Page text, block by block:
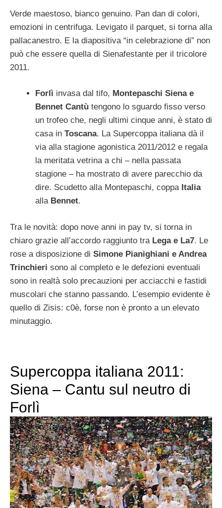
Verde maestoso, bianco genuino. Pan dan di colori,
emozioni in centrifuga. Levigato il parquet, si torna alla
pallacanestro. E la diapositiva “in celebrazione di” non
può che essere quella di Sienafestante per il tricolore
2011.
Forlì invasa dal tifo, Montepaschi Siena e
Bennet Cantù tengono lo sguardo fisso verso
un trofeo che, negli ultimi cinque anni, è stato di
casa in Toscana. La Supercoppa italiana dà il
via alla stagione agonistica 2011/2012 e regala
la meritata vetrina a chi – nella passata
stagione – ha mostrato di avere parecchio da
dire. Scudetto alla Montepaschi, coppa Italia
alla Bennet.
Tra le novità: dopo nove anni in pay tv, si torna in
chiaro grazie all’accordo raggiunto tra Lega e La7. Le
rose a disposizione di Simone Pianighiani e Andrea
Trinchieri sono al completo e le defezioni eventuali
sono in realtà solo precauzioni per acciacchi e fastidi
muscolari che stanno passando. L’esempio evidente è
quello di Zisis: c0è, forse non è pronto a un elevato
minutaggio.
Supercoppa italiana 2011:
Siena – Cantu sul neutro di
Forlì